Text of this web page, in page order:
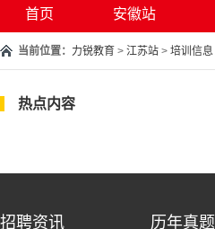
首页 安徽站
当前位置： 力锐教育 > 江苏站 > 培训信息
热点内容
招聘资讯 历年真题